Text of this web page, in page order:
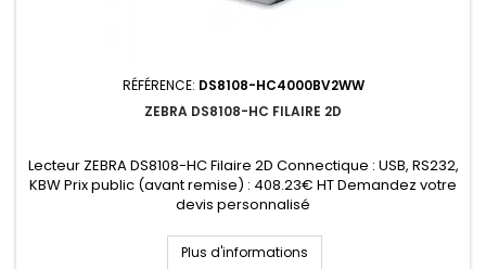
RÉFÉRENCE: DS8108-HC4000BV2WW
ZEBRA DS8108-HC FILAIRE 2D
Lecteur ZEBRA DS8108-HC Filaire 2D Connectique : USB, RS232,
KBW Prix public (avant remise) : 408.23€ HT Demandez votre
devis personnalisé
Plus d'informations